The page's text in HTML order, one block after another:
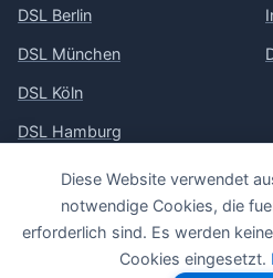
DSL Berlin
DSL München
DSL Köln
DSL Hamburg
DSL Frankfurt
Diese Website verwendet
notwendige Cookies, die
erforderlich sind. Es werden
Cookies eingesetzt.